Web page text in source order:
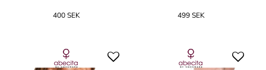
400 SEK 499 SEK